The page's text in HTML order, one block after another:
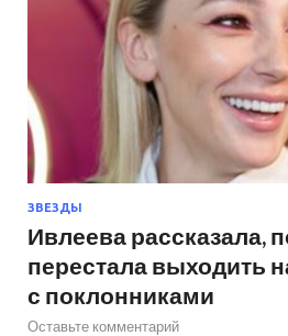
ЗВЕЗДЫ
Ивлеева рассказала,
перестала выходить
с поклонниками
Оставьте комментарий